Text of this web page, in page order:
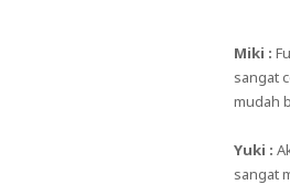
Miki :
sangat
mudah
Yuki :
sangat